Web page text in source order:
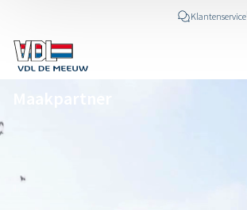
Klantenservice